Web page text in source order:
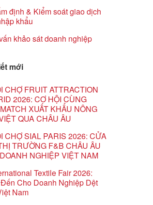
định & Kiểm soát giao dịch
khẩu
khảo sát doanh nghiệp
mới
CHỢ FRUIT ATTRACTION
2026: CƠ HỘI CÙNG
XUẤT KHẨU NÔNG
QUA CHÂU ÂU
CHỢ SIAL PARIS 2026: CỬA
TRƯỜNG F&B CHÂU ÂU
NGHIỆP VIỆT NAM
Textile Fair 2026:
Cho Doanh Nghiệp Dệt
Nam